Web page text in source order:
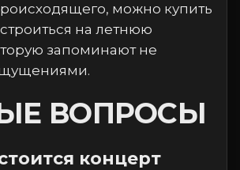
можно купить
на летнюю
запоминают не
ВОПРОСЫ
концерт